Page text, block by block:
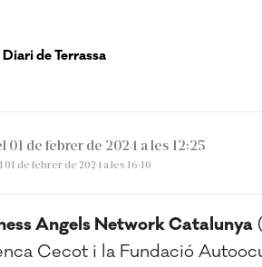
Diari de Terrassa
01 de febrer de 2024 a les 12:25
de febrer de 2024 a les 16:10
Angels Network Catalunya
Cecot i la Fundació